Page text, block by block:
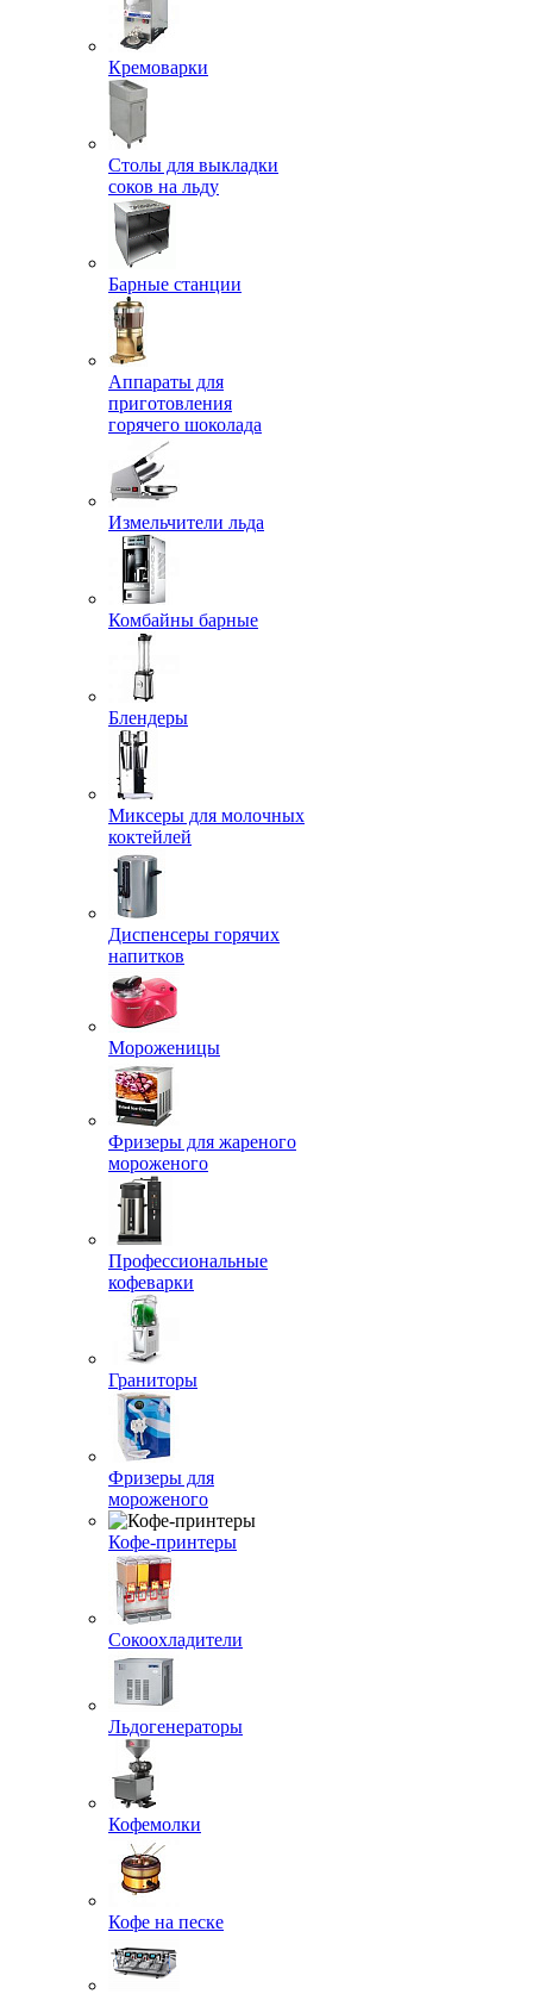
Кремоварки
Столы для выкладки
соков на льду
Барные станции
Аппараты для
приготовления
горячего шоколада
Измельчители льда
Комбайны барные
Блендеры
Миксеры для молочных
коктейлей
Диспенсеры горячих
напитков
Мороженицы
Фризеры для жареного
мороженого
Профессиональные
кофеварки
Граниторы
Фризеры для
мороженого
Кофе-принтеры
Сокоохладители
Льдогенераторы
Кофемолки
Кофе на песке